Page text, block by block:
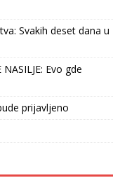
Svakih deset dana u
NASILJE: Evo gde
prijavljeno